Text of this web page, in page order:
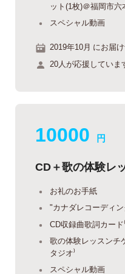
ット(1枚)＠福岡市
スペシャル動画
2019年10月 にお届け
20人が応援していま
10000 円
CD＋歌の体験
お礼のお手紙
"カナダレコーディ
CD収録曲歌詞カード
歌の体験レッスンチ
タジオ⁾
スペシャル動画